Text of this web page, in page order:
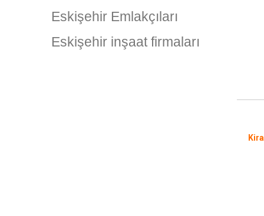
Eskişehir Emlakçıları
Eskişehir inşaat firmaları